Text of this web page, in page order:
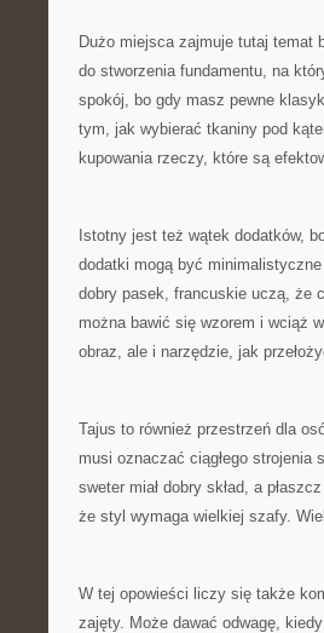
Dużo miejsca zajmuje tutaj temat
do stworzenia fundamentu, na
spokój, bo gdy masz pewne
tym, jak wybierać tkaniny pod
kupowania rzeczy, które są
Istotny jest też wątek dodatków,
dodatki mogą być minimalistyczne
dobry pasek, francuskie uczą, że
można bawić się wzorem i wciąż
obraz, ale i narzędzie, jak
Tajus to również przestrzeń dla
musi oznaczać ciągłego
sweter miał dobry skład, a
że styl wymaga wielkiej szafy.
W tej opowieści liczy się także
zajęty. Może dawać odwagę,